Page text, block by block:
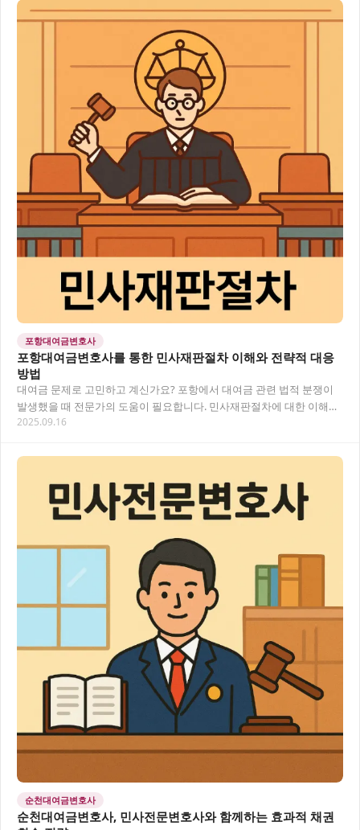
포항대여금변호사
포항대여금변호사를 통한 민사재판절차 이해와 전략적 대응
방법
대여금 문제로 고민하고 계신가요? 포항에서 대여금 관련 법적 분쟁이
발생했을 때 전문가의 도움이 필요합니다. 민사재판절차에 대한 이해와
함께 포항대여금변호사의 도움을 통해 효과적으…
2025.09.16
순천대여금변호사
순천대여금변호사, 민사전문변호사와 함께하는 효과적 채권